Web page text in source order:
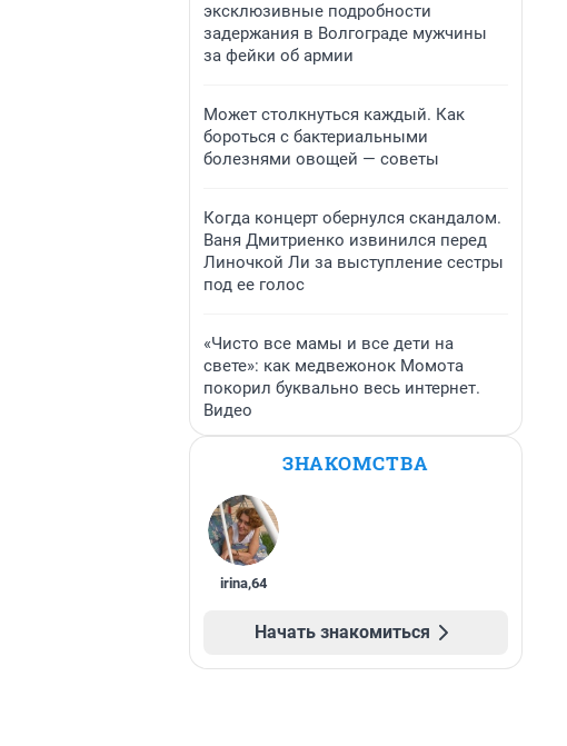
эксклюзивные подробности
задержания в Волгограде мужчины
за фейки об армии
Может столкнуться каждый. Как
бороться с бактериальными
болезнями овощей — советы
Когда концерт обернулся скандалом.
Ваня Дмитриенко извинился перед
Линочкой Ли за выступление сестры
под ее голос
«Чисто все мамы и все дети на
свете»: как медвежонок Момота
покорил буквально весь интернет.
Видео
ЗНАКОМСТВА
irina,64
Начать знакомиться